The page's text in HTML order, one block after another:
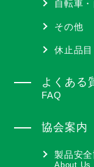
自転車
その他
休止品目
よくある
FAQ
協会案内
製品安
About Us